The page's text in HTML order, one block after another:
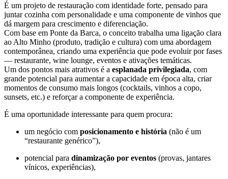
É um projeto de restauração com identidade forte, pensado para
juntar cozinha com personalidade e uma componente de vinhos que
dá margem para crescimento e diferenciação.
Com base em Ponte da Barca, o conceito trabalha uma ligação clara
ao Alto Minho (produto, tradição e cultura) com uma abordagem
contemporânea, criando uma experiência que pode evoluir por fases
— restaurante, wine lounge, eventos e ativações temáticas.
Um dos pontos mais atrativos é a esplanada privilegiada, com
grande potencial para aumentar a capacidade em época alta, criar
momentos de consumo mais longos (cocktails, vinhos a copo,
sunsets, etc.) e reforçar a componente de experiência.
É uma oportunidade interessante para quem procura:
um negócio com posicionamento e história (não é um
“restaurante genérico”),
potencial para dinamização por eventos (provas, jantares
vínicos, experiências),